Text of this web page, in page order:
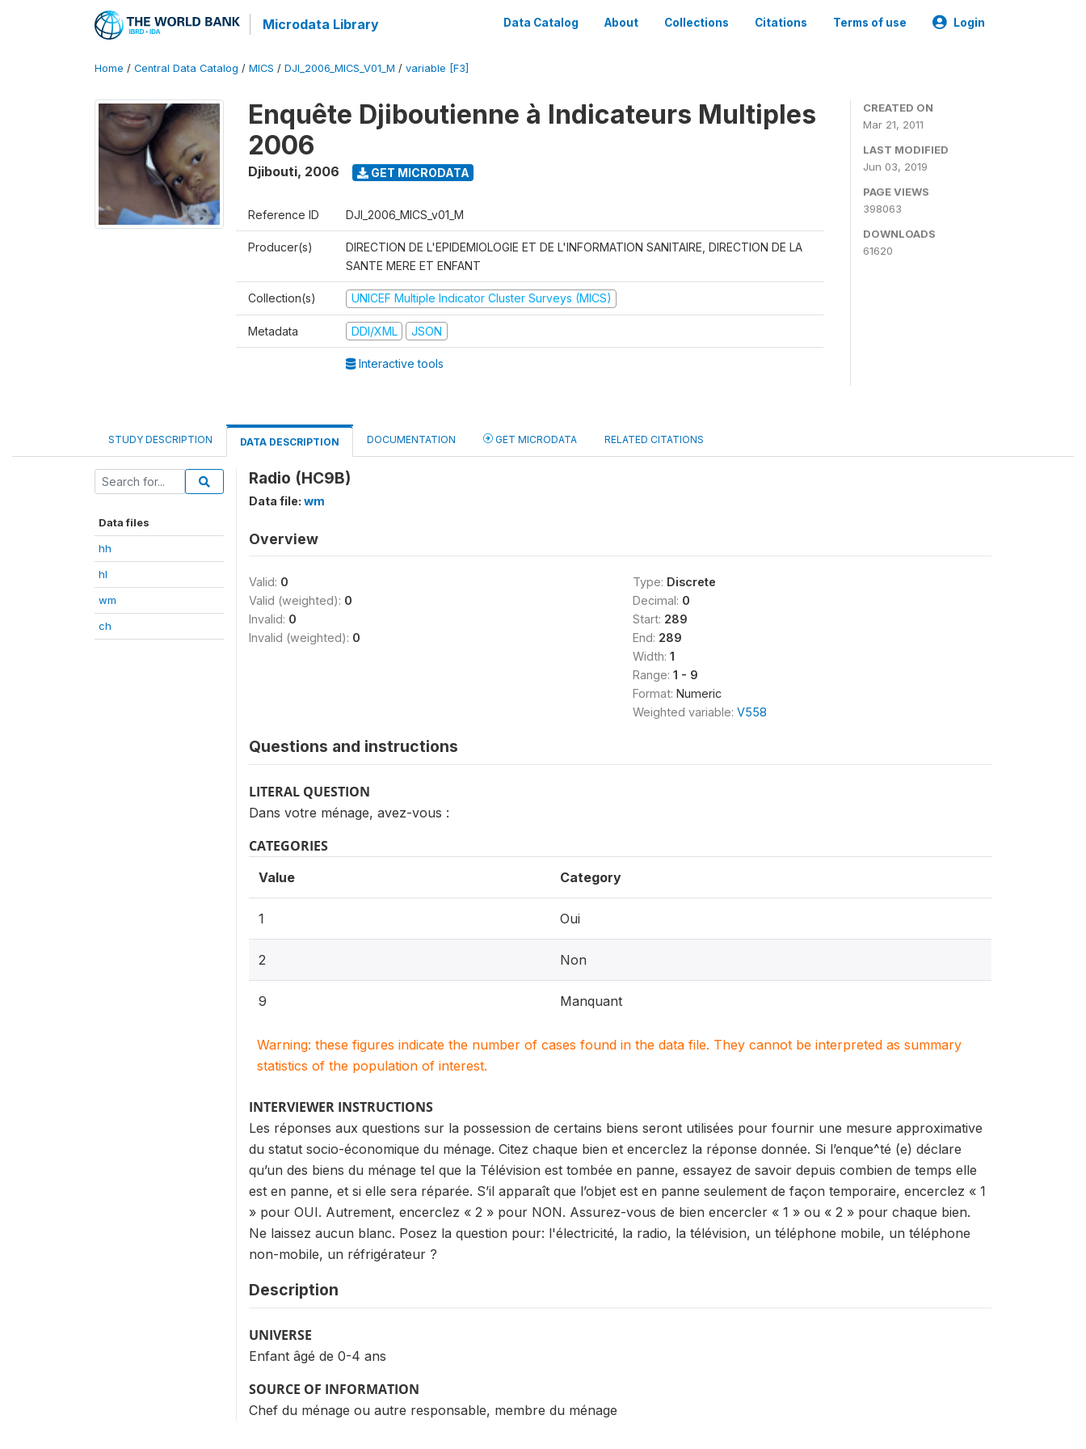
Microdata Library Data Catalog About Collections Citations Terms of use Login
Home / Central Data Catalog / MICS / DJI_2006_MICS_V01_M / variable [F3]
Enquête Djiboutienne à Indicateurs Multiples
2006
Djibouti, 2006 GET MICRODATA
Reference ID DJI_2006_MICS_v01_M
Producer(s)
DIRECTION DE L'EPIDEMIOLOGIE ET DE L'INFORMATION SANITAIRE, DIRECTION DE LA
SANTE MERE ET ENFANT
Collection(s) UNICEF Multiple Indicator Cluster Surveys (MICS)
Metadata DDI/XML JSON
Interactive tools
CREATED ON
Mar 21, 2011
LAST MODIFIED
Jun 03, 2019
PAGE VIEWS
398063
DOWNLOADS
61620
STUDY DESCRIPTION DATA DESCRIPTION DOCUMENTATION GET MICRODATA RELATED CITATIONS
Data files
hh
hl
wm
ch
Radio (HC9B)
Data file: wm
Overview
Valid: 0
Valid (weighted): 0
Invalid: 0
Invalid (weighted): 0
Type: Discrete
Decimal: 0
Start: 289
End: 289
Width: 1
Range: 1 - 9
Format: Numeric
Weighted variable: V558
Questions and instructions
LITERAL QUESTION
Dans votre ménage, avez-vous :
CATEGORIES
Value Category
1 Oui
2 Non
9 Manquant
Warning: these figures indicate the number of cases found in the data file. They cannot be interpreted as summary
statistics of the population of interest.
INTERVIEWER INSTRUCTIONS
Les réponses aux questions sur la possession de certains biens seront utilisées pour fournir une mesure approximative
du statut socio-économique du ménage. Citez chaque bien et encerclez la réponse donnée. Si l’enque^té (e) déclare
qu’un des biens du ménage tel que la Télévision est tombée en panne, essayez de savoir depuis combien de temps elle
est en panne, et si elle sera réparée. S’il apparaît que l’objet est en panne seulement de façon temporaire, encerclez « 1
» pour OUI. Autrement, encerclez « 2 » pour NON. Assurez-vous de bien encercler « 1 » ou « 2 » pour chaque bien.
Ne laissez aucun blanc. Posez la question pour: l'électricité, la radio, la télévision, un téléphone mobile, un téléphone
non-mobile, un réfrigérateur ?
Description
UNIVERSE
Enfant âgé de 0-4 ans
SOURCE OF INFORMATION
Chef du ménage ou autre responsable, membre du ménage